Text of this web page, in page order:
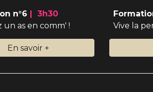
n°6 | 3h30
un as en comm' !
En savoir +
Vive la